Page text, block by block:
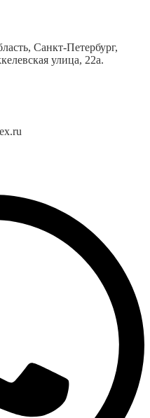
Санкт-Петербург,
улица, 22а.